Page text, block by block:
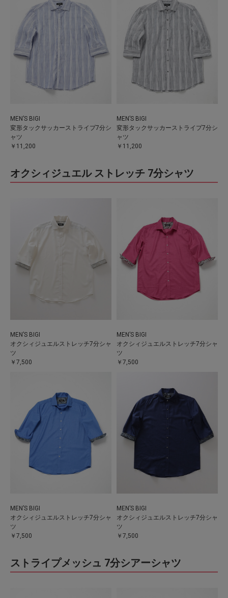
MEN’S BIGI
変形タックサッカーストライプ7分シ
ャツ
￥11,200
MEN’S BIGI
変形タックサッカーストライプ7分シ
ャツ
￥11,200
オクシィジュエル ストレッチ 7分シャツ
MEN’S BIGI
オクシィジュエルストレッチ7分シャ
ツ
￥7,500
MEN’S BIGI
オクシィジュエルストレッチ7分シャ
ツ
￥7,500
MEN’S BIGI
オクシィジュエルストレッチ7分シャ
ツ
￥7,500
MEN’S BIGI
オクシィジュエルストレッチ7分シャ
ツ
￥7,500
ストライプメッシュ 7分シアーシャツ